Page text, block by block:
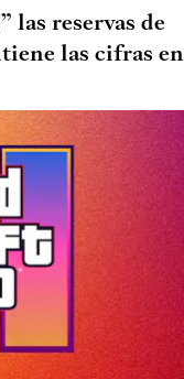
las reservas de
las cifras en